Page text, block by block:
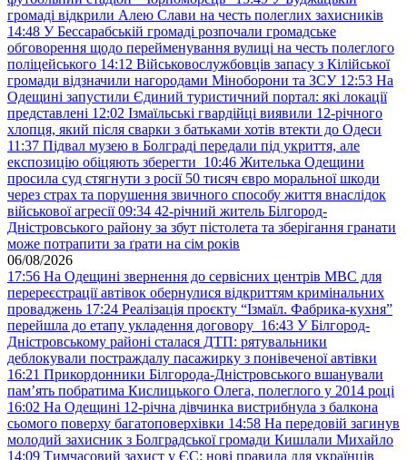
громаді відкрили Алею Слави на честь полеглих захисників
14:48 У Бессарабській громаді розпочали громадське
обговорення щодо перейменування вулиці на честь полеглого
поліцейського 14:12 Військовослужбовців запасу з Кілійської
громади відзначили нагородами Міноборони та ЗСУ 12:53 На
Одещині запустили Єдиний туристичний портал: які локації
представлені 12:02 Ізмаїльські гвардійці виявили 12-річного
хлопця, який після сварки з батьками хотів втекти до Одеси
11:37 Підвал музею в Болграді передали під укриття, але
експозицію обіцяють зберегти 10:46 Жителька Одещини
просила суд стягнути з росії 50 тисяч євро моральної шкоди
через страх та порушення звичного способу життя внаслідок
військової агресії 09:34 42-річний житель Білгород-
Дністровського району за збут пістолета та зберігання гранати
може потрапити за ґрати на сім років
06/08/2026
17:56 На Одещині звернення до сервісних центрів МВС для
перереєстрації автівок обернулися відкриттям кримінальних
проваджень 17:24 Реалізація проєкту “Ізмаїл. Фабрика-кухня”
перейшла до етапу укладення договору 16:43 У Білгород-
Дністровському районі сталася ДТП: рятувальники
деблокували постраждалу пасажирку з понівеченої автівки
16:21 Прикордонники Білгорода-Дністровського вшанували
пам’ять побратима Кислицького Олега, полеглого у 2014 році
16:02 На Одещині 12-річна дівчинка вистрибнула з балкона
сьомого поверху багатоповерхівки 14:58 На передовій загинув
молодий захисник з Болградської громади Кишлали Михайло
14:09 Тимчасовий захист у ЄС: нові правила для українців